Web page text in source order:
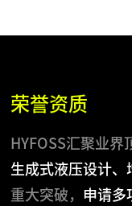
荣誉资质
HYFOSS汇聚业
生成式液压设计
重大突破， 申请多